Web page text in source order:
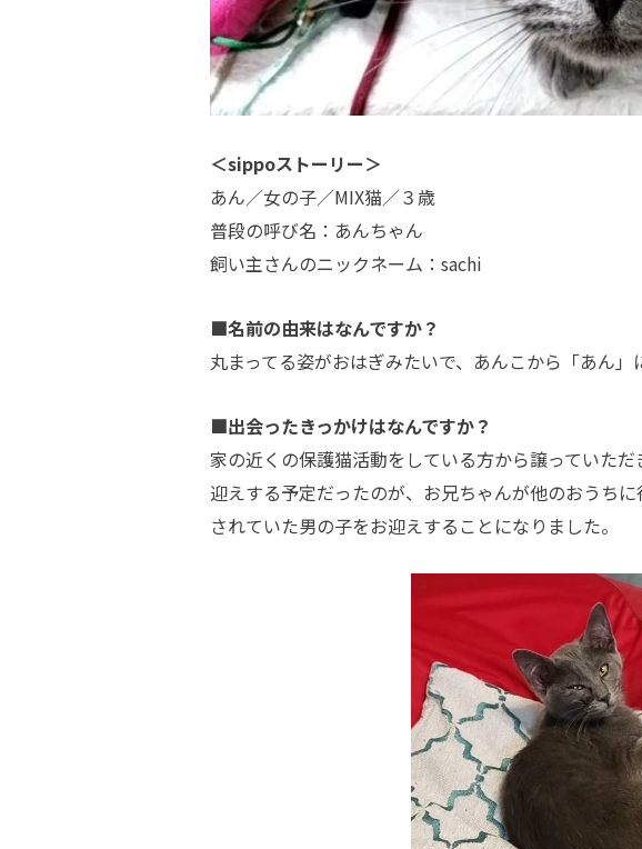
＜sippoストーリー＞
あん／女の子／MIX猫／３歳
普段の呼び名：あんちゃん
飼い主さんのニックネーム：sachi
■名前の由来はなんですか？
丸まってる姿がおはぎみたいで、あんこから「あん」
■出会ったきっかけはなんですか？
家の近くの保護猫活動をしている方から譲っていた
迎えする予定だったのが、お兄ちゃんが他のおうち
されていた男の子をお迎えすることになりました。